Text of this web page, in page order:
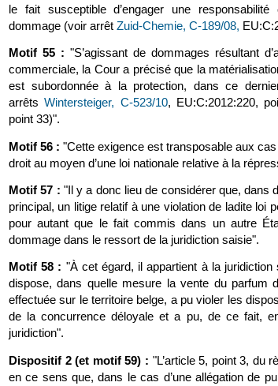
le fait susceptible d’engager une
dommage (voir arrêt Zuid-Chemie, C-189/08,
Motif 55 : "S’agissant de dommages résultant
commerciale, la Cour a précisé que la
est subordonnée à la protection, dans ce
arrêtsWintersteiger, C-523/10, EU:C:2012:220,
point 33)".
Motif 56 : "Cette exigence est transposable aux
droit au moyen d’une loi nationale relative à la
Motif 57 : "Il y a donc lieu de considérer que, dans
principal, un litige relatif à une violation de ladite loi
pour autant que le fait commis dans un autre
dommage dans le ressort de la juridiction saisie".
Motif 58 : "À cet égard, il appartient à la
dispose, dans quelle mesure la vente du parfum
effectuée sur le territoire belge, a pu violer les
de la concurrence déloyale et a pu, de ce fait,
juridiction".
Dispositif 2 (et motif 59) : "L’article 5, point 3, du
en ce sens que, dans le cas d’une allégation de